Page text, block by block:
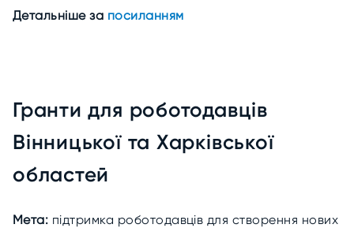
Детальніше за посиланням
Гранти для роботодавців
Вінницької та Харківської
областей
Мета: підтримка роботодавців для створення нових